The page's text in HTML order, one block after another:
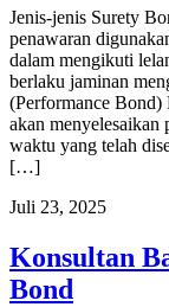
Jenis-jenis Surety
penawaran
dalam mengikuti
berlaku jaminan
(Performance
akan menyelesaikan
waktu yang telah
[…]
Juli 23, 2025
Konsultan
Bond